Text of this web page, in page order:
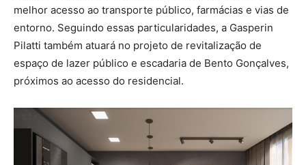
melhor acesso ao transporte público, farmácias e vias de
entorno. Seguindo essas particularidades, a Gasperin
Pilatti também atuará no projeto de revitalização de
espaço de lazer público e escadaria de Bento Gonçalves,
próximos ao acesso do residencial.